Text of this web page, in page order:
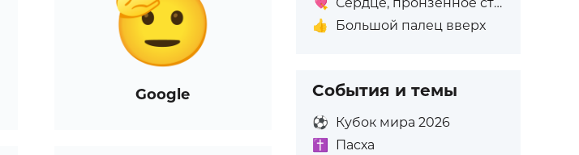
Google
👍
Большой палец вверх
События и темы
⚽ Кубок мира 2026
✝️
Пасха